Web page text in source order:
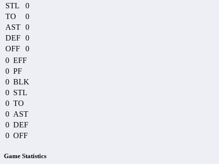
STL
0
TO
0
AST 0
DEF 0
OFF
0
0 EFF
0 PF
0 BLK
0 STL
0 TO
0 AST
0 DEF
0 OFF
Game Statistics